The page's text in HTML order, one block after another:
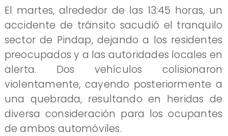
El martes, alrededor de las 13:45 horas, un
accidente de tránsito sacudió el tranquilo
sector de Pindap, dejando a los residentes
preocupados y a las autoridades locales en
alerta. Dos vehículos colisionaron
violentamente, cayendo posteriormente a
una quebrada, resultando en heridas de
diversa consideración para los ocupantes
de ambos automóviles.